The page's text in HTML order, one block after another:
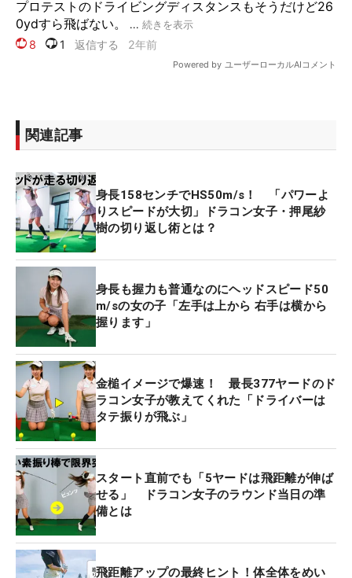
関連記事
身長158センチでHS50m/s！ 「パワーよ
りスピードが大切」ドラコン女子・押尾紗
樹の切り返し術とは？
身長も握力も普通なのにヘッドスピード50
m/sの女の子「左手は上から 右手は横から
握ります」
金槌イメージで爆速！ 最長377ヤードのド
ラコン女子が教えてくれた「ドライバーは
タテ振りが飛ぶ」
スタート直前でも「5ヤードは飛距離が伸ば
せる」 ドラコン女子のラウンド当日の準
備とは
飛距離アップの最終ヒント！体全体をめい